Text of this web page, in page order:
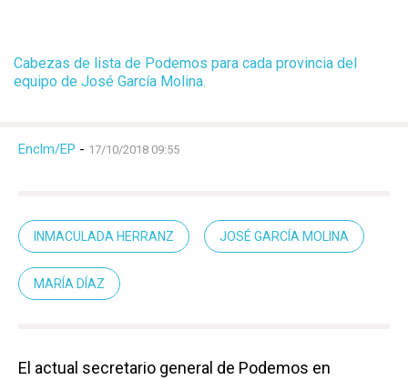
Cabezas de lista de Podemos para cada provincia del
equipo de José García Molina.
Enclm/EP - 17/10/2018 09:55
INMACULADA HERRANZ JOSÉ GARCÍA MOLINA
MARÍA DÍAZ
El actual secretario general de Podemos en